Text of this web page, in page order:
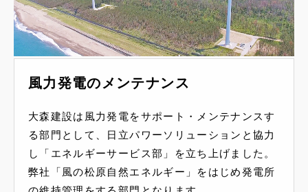
風力発電のメンテナンス
大森建設は風力発電をサポート・メンテナンスす
る部門として、日立パワーソリューションと協力
し「エネルギーサービス部」を立ち上げました。
弊社「風の松原自然エネルギー」をはじめ発電所